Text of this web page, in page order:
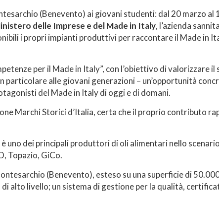
(Benevento) ai giovani studenti: dal 20 marzo al
delle Imprese e del Made in Italy, l’azienda
i propri impianti produttivi per raccontare il Made in
per il Made in Italy”, con l’obiettivo di valorizzare
particolare alle giovani generazioni – un’opportunità
del Made in Italy di oggi e di domani.
Marchi Storici d’Italia, certa che il proprio contributo
uno dei principali produttori di oli alimentari nello
Topazio, GiCo.
(Benevento), esteso su una superficie di
alto livello; un sistema di gestione per la qualità,